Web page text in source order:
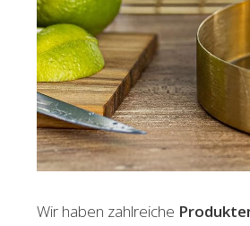
Wir haben zahlreiche